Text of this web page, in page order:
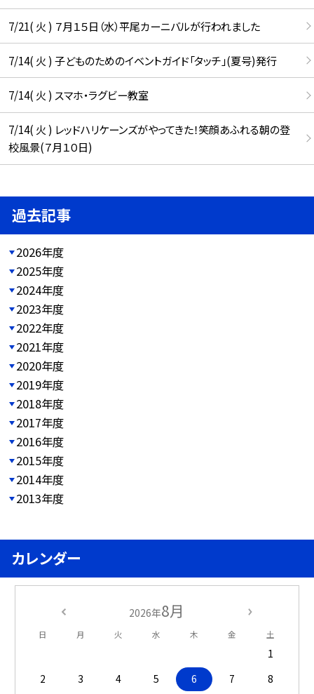
7/21( 火 ) ７月１５日（水）平尾カーニバルが行われました
7/14( 火 ) 子どものためのイベントガイド「タッチ」(夏号)発行
7/14( 火 ) スマホ・ラグビー教室
7/14( 火 ) レッドハリケーンズがやってきた！笑顔あふれる朝の登
校風景(７月１０日)
過去記事
2026年度
2025年度
2024年度
2023年度
2022年度
2021年度
2020年度
2019年度
2018年度
2017年度
2016年度
2015年度
2014年度
2013年度
カレンダー
2026年8月
日 月 火 水 木 金 土
1
2
3 4 5 6 7
8